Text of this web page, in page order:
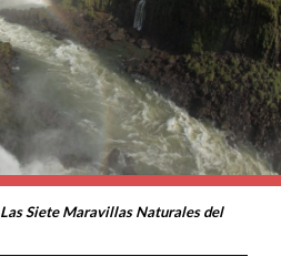
Las Siete Maravillas Naturales del